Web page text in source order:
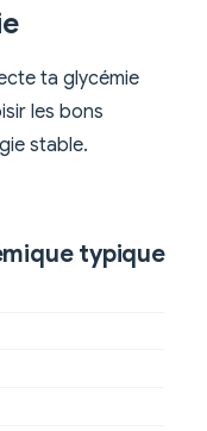
ta glycémie
les bons
stable.
typique